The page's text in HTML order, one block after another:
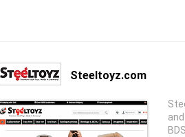
Steeltoyz.com